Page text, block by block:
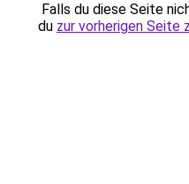
Falls du diese Seite
du zur vorherigen Seite